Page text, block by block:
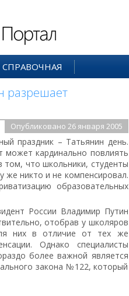
СПРАВОЧНАЯ
разрешает
Опубликовано 26 января 2005
праздник – Татьянин день.
может кардинально повлиять
том, что школьники, студенты
же никто и не компенсировал.
образовательных
России Владимир Путин
отобрав у школяров
них в отличие от тех же
Однако специалисты
более важной является
закона №122, который